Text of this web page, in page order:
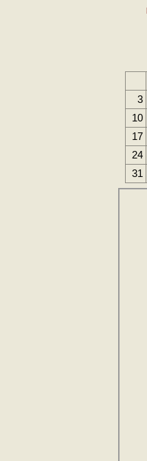
3
10
17
24
31